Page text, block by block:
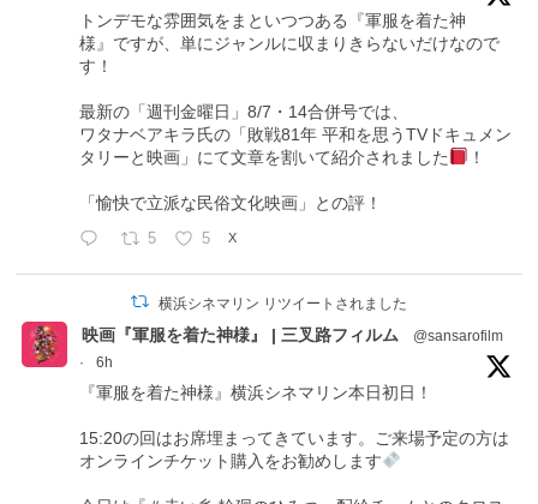
トンデモな雰囲気をまといつつある『軍服を着た神
様』ですが、単にジャンルに収まりきらないだけなので
す！
最新の「週刊金曜日」8/7・14合併号では、
ワタナベアキラ氏の「敗戦81年 平和を思うTVドキュメン
タリーと映画」にて文章を割いて紹介されました
！
「愉快で立派な民俗文化映画」との評！
5 5 X
横浜シネマリン リツイートされました
映画『軍服を着た神様』 | 三叉路フィルム
@sansarofilm
·
6h
『軍服を着た神様』横浜シネマリン本日初日！
15:20の回はお席埋まってきています。ご来場予定の方は
オンラインチケット購入をお勧めします